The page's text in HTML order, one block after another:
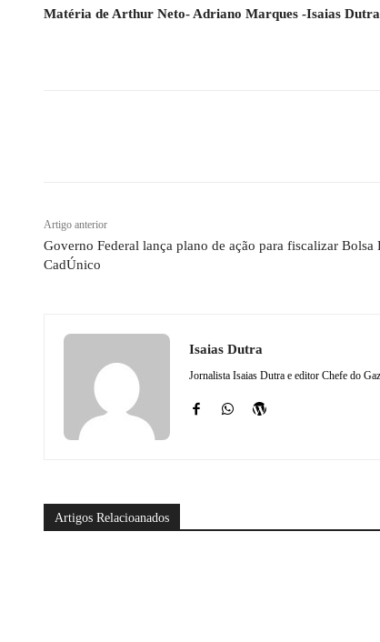
Matéria de Arthur Neto- Adriano Marques -Isaias
Artigo anterior
Governo Federal lança plano de ação para fiscalizar Bolsa
CadÚnico
Isaias Dutra
Jornalista Isaias Dutra e editor Chefe do
Artigos Relacioanados